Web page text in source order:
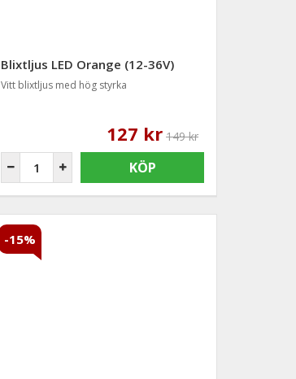
Blixtljus LED Orange (12-36V)
Vitt blixtljus med hög styrka
127 kr 149 kr
KÖP
-15%